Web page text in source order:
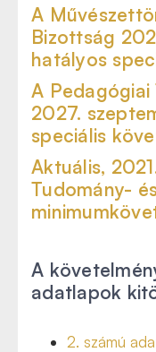
A
Bizottság
hatályos
A Pedagógiai
2027.
speciális
Aktuális,
Tudomány-
A
adatlapok
2. számú